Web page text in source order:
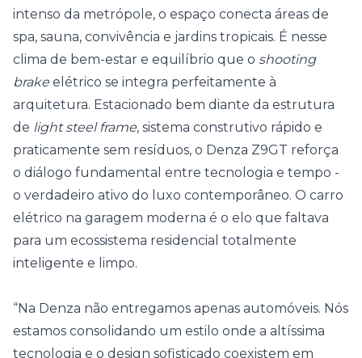
intenso da metrópole, o espaço conecta áreas de
spa, sauna, convivência e jardins tropicais. É nesse
clima de bem-estar e equilíbrio que o shooting
brake elétrico se integra perfeitamente à
arquitetura. Estacionado bem diante da estrutura
de light steel frame, sistema construtivo rápido e
praticamente sem resíduos, o Denza Z9GT reforça
o diálogo fundamental entre tecnologia e tempo -
o verdadeiro ativo do luxo contemporâneo. O carro
elétrico na garagem moderna é o elo que faltava
para um ecossistema residencial totalmente
inteligente e limpo.
“Na Denza não entregamos apenas automóveis. Nós
estamos consolidando um estilo onde a altíssima
tecnologia e o design sofisticado coexistem em